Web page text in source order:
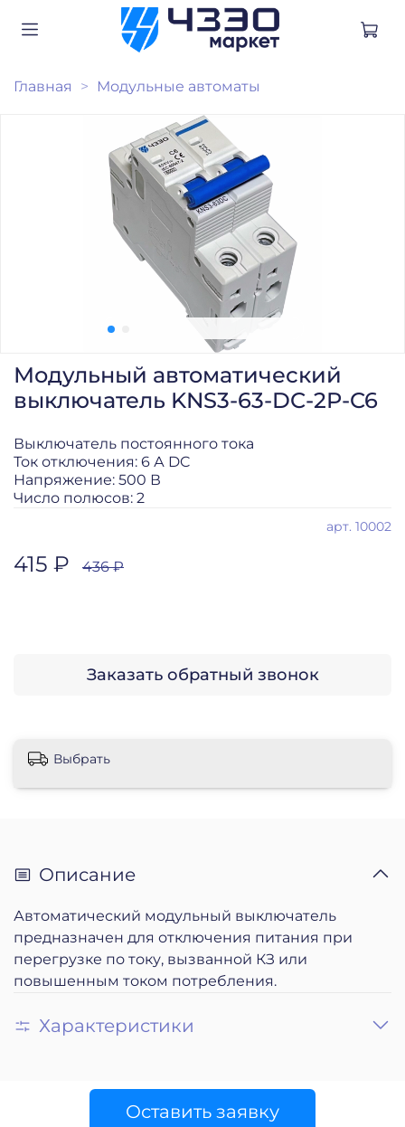
Главная Модульные автоматы
арт. 10002
Модульный автоматический
выключатель KNS3-63-DC-2P-C6
415 ₽ 436 ₽
Заказать обратный звонок
Выключатель постоянного тока
Ток отключения: 6 А DC
Напряжение: 500 В
Число полюсов: 2
Выбрать
Описание
Автоматический модульный выключатель
предназначен для отключения питания при
перегрузке по току, вызванной КЗ или
повышенным током потребления.
Характеристики
Оставить заявку